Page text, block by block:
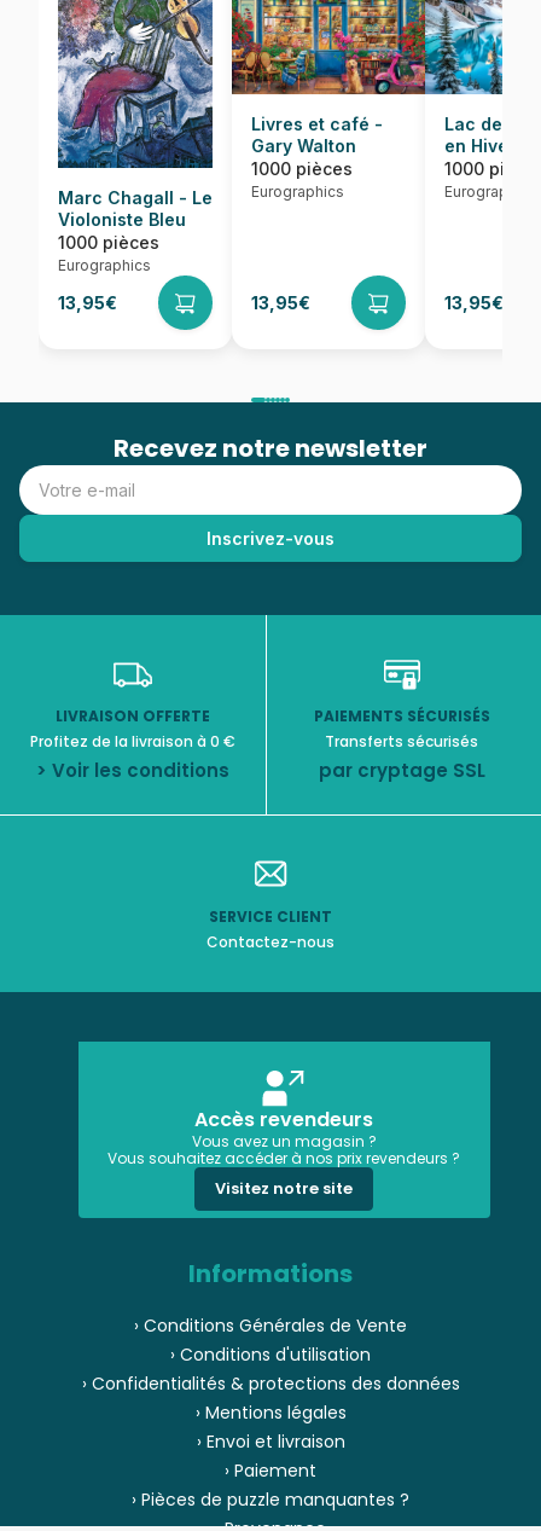
Marc Chagall - Le
Violoniste Bleu
1000 pièces
Eurographics
13,95€
Livres et café -
Gary Walton
1000 pièces
Eurographics
13,95€
Lac de
en Hiver
1000
Eurographics
13,95€
Recevez notre newsletter
LIVRAISON OFFERTE
Profitez de la livraison à 0 €
> Voir les conditions
PAIEMENTS SÉCURISÉS
Transferts sécurisés
par cryptage SSL
SERVICE CLIENT
Contactez-nous
Accès revendeurs
Vous avez un magasin ?
Vous souhaitez accéder à nos prix revendeurs ?
Visitez notre site
Informations
› Conditions Générales de Vente
› Conditions d'utilisation
› Confidentialités & protections des données
› Mentions légales
› Envoi et livraison
› Paiement
› Pièces de puzzle manquantes ?